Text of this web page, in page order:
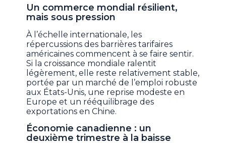
Un commerce mondial résilient,
mais sous pression
À l’échelle internationale, les
répercussions des barrières tarifaires
américaines commencent à se faire sentir.
Si la croissance mondiale ralentit
légèrement, elle reste relativement stable,
portée par un marché de l’emploi robuste
aux États-Unis, une reprise modeste en
Europe et un rééquilibrage des
exportations en Chine.
Économie canadienne : un
deuxième trimestre à la baisse